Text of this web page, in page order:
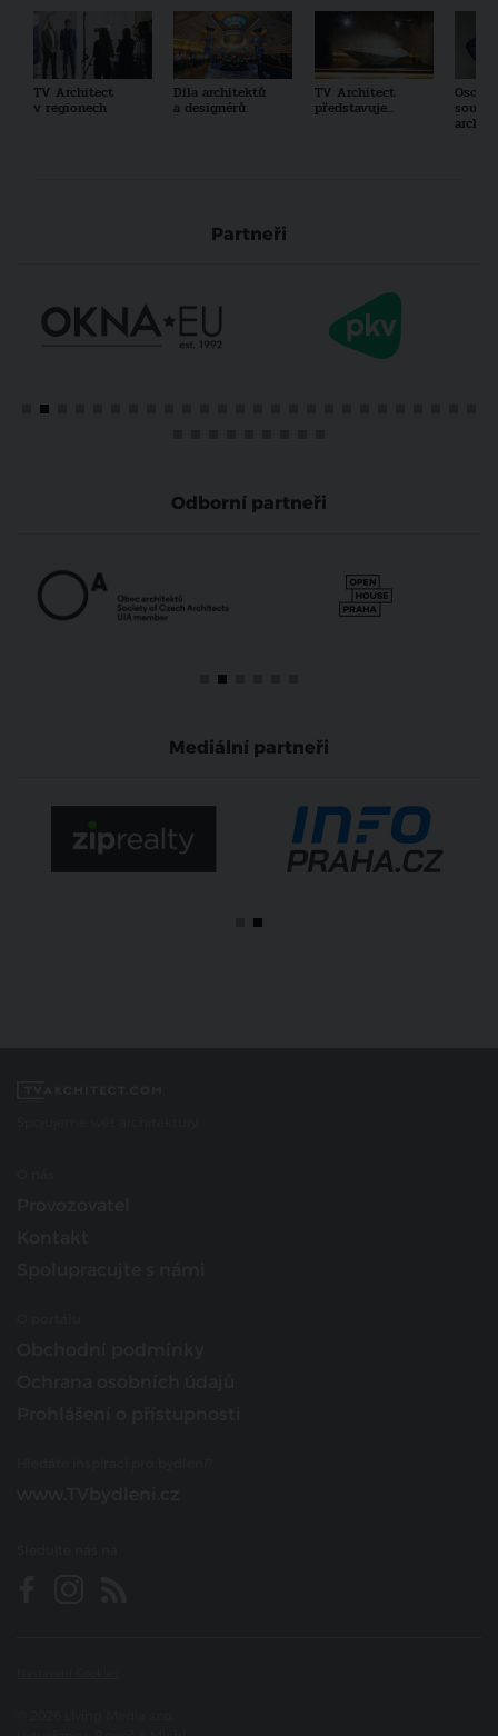
TV Architect
v regionech
Díla architektů
a designérů
TV Architect
představuje...
Partneři
Odborní partneři
Mediální partneři